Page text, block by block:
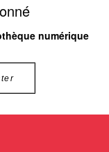
numérique